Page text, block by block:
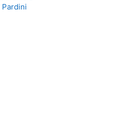
Pardini